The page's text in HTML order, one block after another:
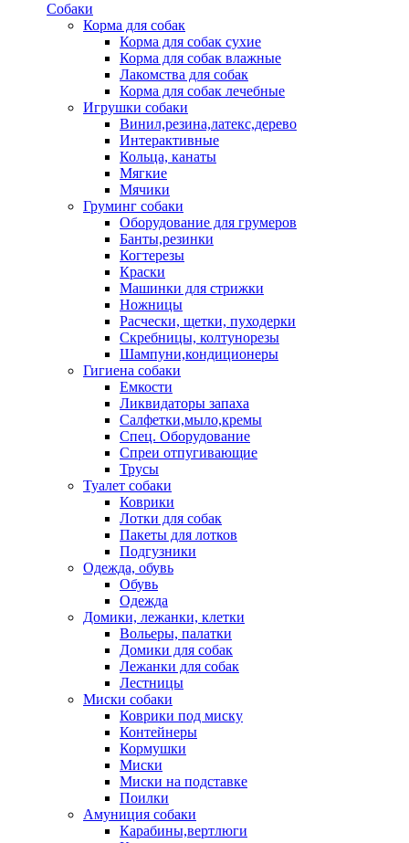
Собаки
Корма для собак
Корма для собак сухие
Корма для собак влажные
Лакомства для собак
Корма для собак лечебные
Игрушки собаки
Винил,резина,латекс,дерево
Интерактивные
Кольца, канаты
Мягкие
Мячики
Груминг собаки
Оборудование для грумеров
Банты,резинки
Когтерезы
Краски
Машинки для стрижки
Ножницы
Расчески, щетки, пуходерки
Скребницы, колтунорезы
Шампуни,кондиционеры
Гигиена собаки
Емкости
Ликвидаторы запаха
Салфетки,мыло,кремы
Спец. Оборудование
Спреи отпугивающие
Трусы
Туалет собаки
Коврики
Лотки для собак
Пакеты для лотков
Подгузники
Одежда, обувь
Обувь
Одежда
Домики, лежанки, клетки
Вольеры, палатки
Домики для собак
Лежанки для собак
Лестницы
Миски собаки
Коврики под миску
Контейнеры
Кормушки
Миски
Миски на подставке
Поилки
Амуниция собаки
Карабины,вертлюги